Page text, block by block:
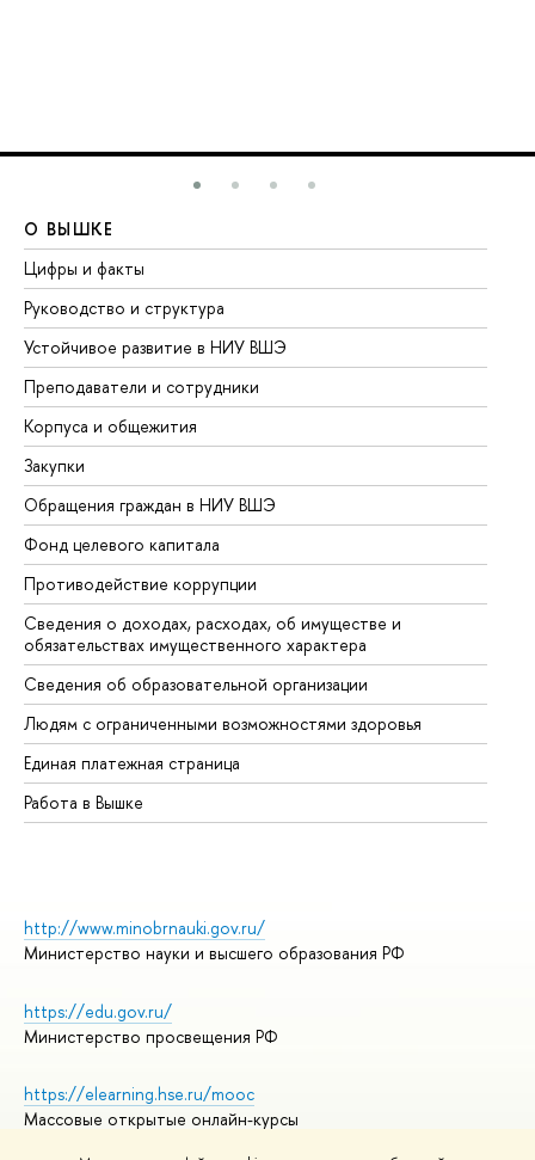
О ВЫШКЕ
Цифры и факты
Руководство и структура
Устойчивое развитие в НИУ ВШЭ
Преподаватели и сотрудники
Корпуса и общежития
Закупки
Обращения граждан в НИУ ВШЭ
Фонд целевого капитала
Противодействие коррупции
Сведения о доходах, расходах, об имуществе и
обязательствах имущественного характера
Сведения об образовательной организации
Людям с ограниченными возможностями здоровья
Единая платежная страница
Работа в Вышке
http://www.minobrnauki.gov.ru/
Министерство науки и высшего образования РФ
https://edu.gov.ru/
Министерство просвещения РФ
https://elearning.hse.ru/mooc
Массовые открытые онлайн-курсы